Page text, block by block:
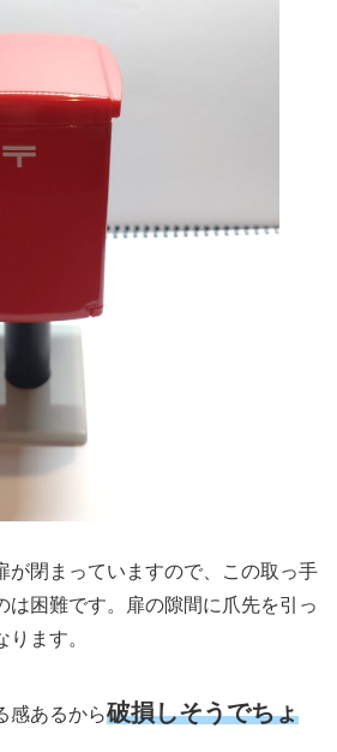
が閉まっていますので、この取っ手
は困難です。扉の隙間に爪先を引っ
ます。
感あるから破損しそうでちょ